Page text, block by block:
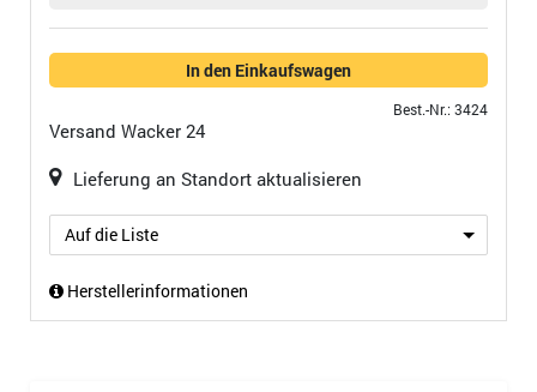
In den Einkaufswagen
Best.-Nr.: 3424
Versand Wacker 24
Lieferung an Standort aktualisieren
Auf die Liste
Herstellerinformationen